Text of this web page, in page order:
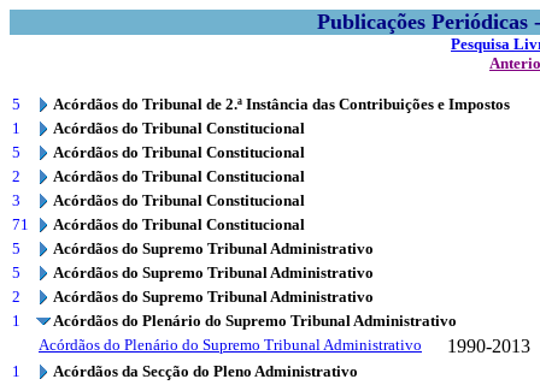
Publicações
Pesquisa
5
Acórdãos do Tribunal de 2.ª Instância das Contribuições e Impostos
1
Acórdãos do Tribunal Constitucional
5
Acórdãos do Tribunal Constitucional
2
Acórdãos do Tribunal Constitucional
3
Acórdãos do Tribunal Constitucional
71
Acórdãos do Tribunal Constitucional
5
Acórdãos do Supremo Tribunal Administrativo
5
Acórdãos do Supremo Tribunal Administrativo
2
Acórdãos do Supremo Tribunal Administrativo
1
Acórdãos do Plenário do Supremo Tribunal Administrativo
Acórdãos do Plenário do Supremo Tribunal Administrativo
1990-2013
1
Acórdãos da Secção do Pleno Administrativo